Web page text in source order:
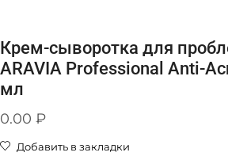
Крем-сыворотка для
ARAVIA Professional Anti-
мл
0.00 ₽
Добавить в закладки